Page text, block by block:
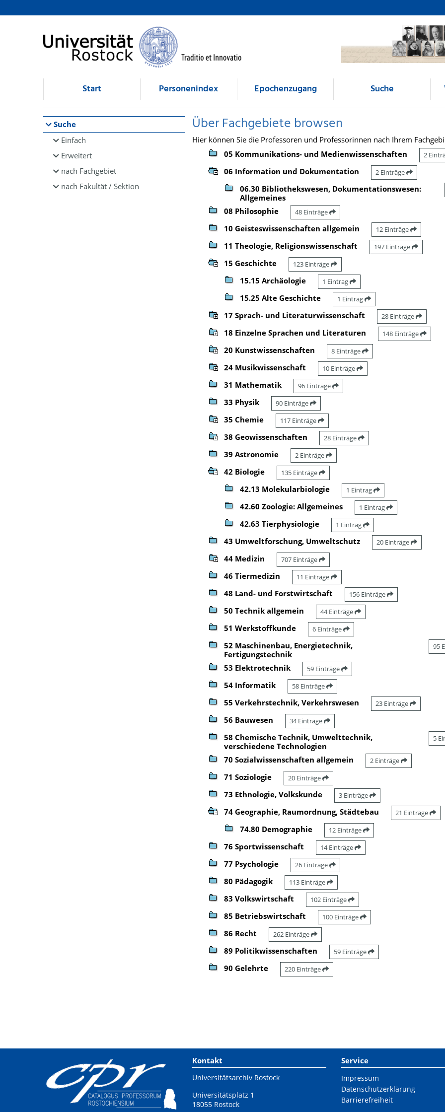
Browsen
direkt zum Inhalt
Start Personenindex Epochenzugang Suche
Suche
Einfach
Erweitert
nach Fachgebiet
nach Fakultät / Sektion
Über Fachgebiete browsen
Hier können Sie die Professoren und Professorinnen nach Ihrem
05 Kommunikations- und Medienwissenschaften
2
06 Information und Dokumentation 2 Einträge
06.30 Bibliothekswesen, Dokumentationswesen:
Allgemeines
08 Philosophie 48 Einträge
10 Geisteswissenschaften allgemein 12 Einträge
11 Theologie, Religionswissenschaft 197 Einträge
15 Geschichte 123 Einträge
15.15 Archäologie 1 Eintrag
15.25 Alte Geschichte 1 Eintrag
17 Sprach- und Literaturwissenschaft 28 Einträge
18 Einzelne Sprachen und Literaturen 148 Einträge
20 Kunstwissenschaften 8 Einträge
24 Musikwissenschaft 10 Einträge
31 Mathematik 96 Einträge
33 Physik 90 Einträge
35 Chemie 117 Einträge
38 Geowissenschaften 28 Einträge
39 Astronomie 2 Einträge
42 Biologie 135 Einträge
42.13 Molekularbiologie 1 Eintrag
42.60 Zoologie: Allgemeines 1 Eintrag
42.63 Tierphysiologie 1 Eintrag
43 Umweltforschung, Umweltschutz 20 Einträge
44 Medizin 707 Einträge
46 Tiermedizin 11 Einträge
48 Land- und Forstwirtschaft 156 Einträge
50 Technik allgemein 44 Einträge
51 Werkstoffkunde 6 Einträge
52 Maschinenbau, Energietechnik,
Fertigungstechnik
95
53 Elektrotechnik 59 Einträge
54 Informatik 58 Einträge
55 Verkehrstechnik, Verkehrswesen 23 Einträge
56 Bauwesen 34 Einträge
58 Chemische Technik, Umwelttechnik,
verschiedene Technologien
5
70 Sozialwissenschaften allgemein 2 Einträge
71 Soziologie 20 Einträge
73 Ethnologie, Volkskunde 3 Einträge
74 Geographie, Raumordnung, Städtebau 21 Einträge
74.80 Demographie 12 Einträge
76 Sportwissenschaft 14 Einträge
77 Psychologie 26 Einträge
80 Pädagogik 113 Einträge
83 Volkswirtschaft 102 Einträge
85 Betriebswirtschaft 100 Einträge
86 Recht 262 Einträge
89 Politikwissenschaften 59 Einträge
90 Gelehrte 220 Einträge
Kontakt
Universitätsarchiv Rostock
Universitätsplatz 1
18055 Rostock
Service
Impressum
Datenschutzerklärung
Barrierefreiheit